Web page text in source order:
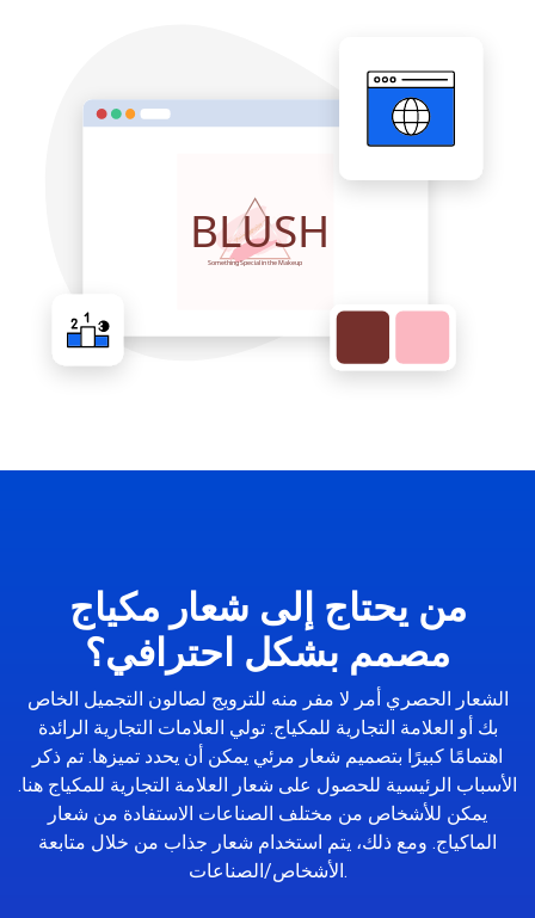
من يحتاج إلى شعار مكياج
مصمم بشكل احترافي؟
الشعار الحصري أمر لا مفر منه للترويج لصالون التجميل الخاص
بك أو العلامة التجارية للمكياج. تولي العلامات التجارية الرائدة
اهتمامًا كبيرًا بتصميم شعار مرئي يمكن أن يحدد تميزها. تم ذكر
الأسباب الرئيسية للحصول على شعار العلامة التجارية للمكياج هنا.
يمكن للأشخاص من مختلف الصناعات الاستفادة من شعار
الماكياج. ومع ذلك، يتم استخدام شعار جذاب من خلال متابعة
الأشخاص/الصناعات.